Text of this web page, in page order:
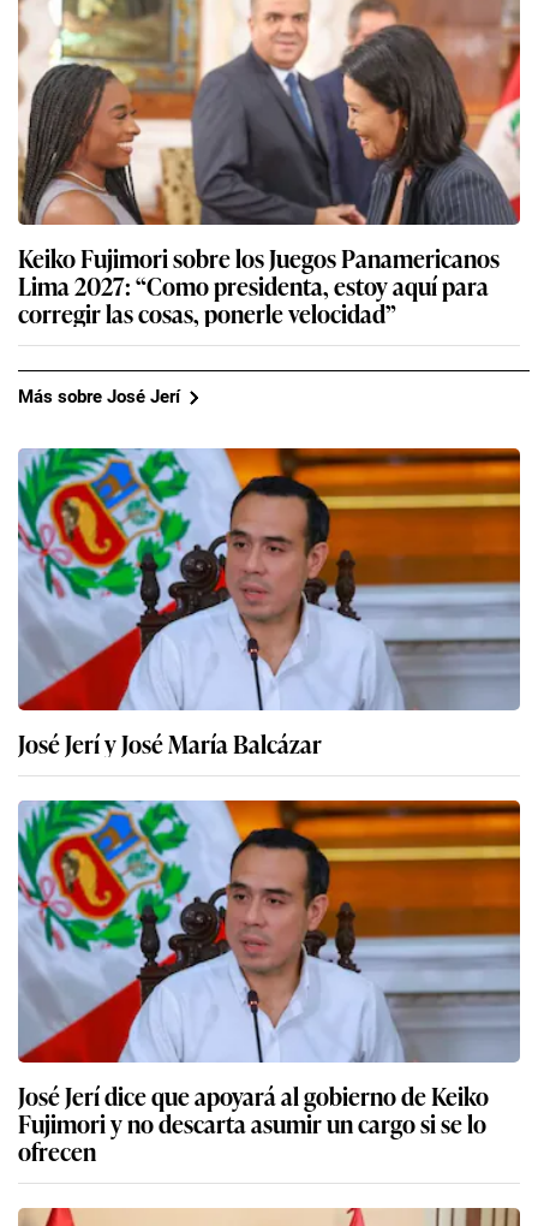
Keiko Fujimori sobre los Juegos Panamericanos
Lima 2027: “Como presidenta, estoy aquí para
corregir las cosas, ponerle velocidad”
Más sobre José Jerí
José Jerí y José María Balcázar
José Jerí dice que apoyará al gobierno de Keiko
Fujimori y no descarta asumir un cargo si se lo
ofrecen